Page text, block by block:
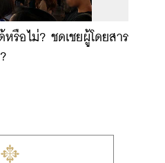
หรือไม่? ชดเชยผู้โดยสาร